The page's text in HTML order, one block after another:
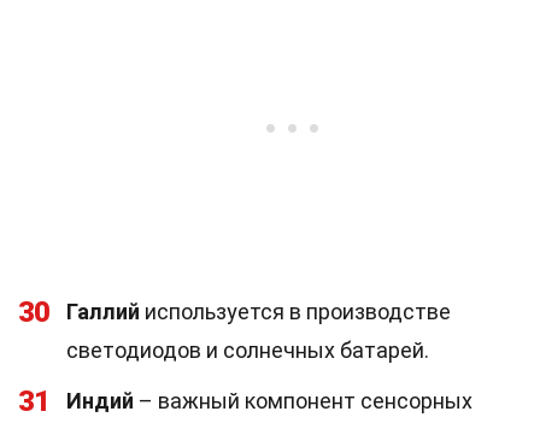
30 Галлий используется в производстве
светодиодов и солнечных батарей.
31 Индий – важный компонент сенсорных